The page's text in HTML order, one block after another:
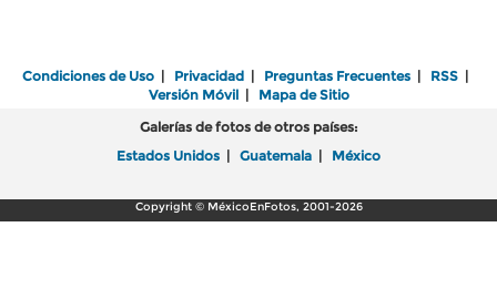
Condiciones de Uso | Privacidad | Preguntas Frecuentes | RSS |
Versión Móvil| Mapa de Sitio
Galerías de fotos de otros países:
Estados Unidos | Guatemala | México
Copyright © MéxicoEnFotos, 2001-2026